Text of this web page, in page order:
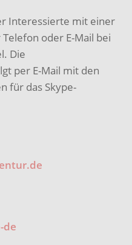
Interessierte mit einer
oder E-Mail bei
Die
per E-Mail mit den
für das Skype-
de